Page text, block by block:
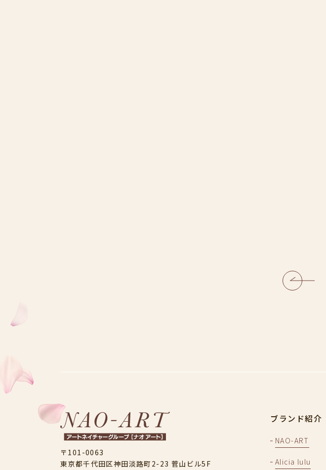
〒101-0063
東京都千代田区神田淡路町2-23 菅山ビル5F
ブランド紹介
NAO-ART
Alicia lulu